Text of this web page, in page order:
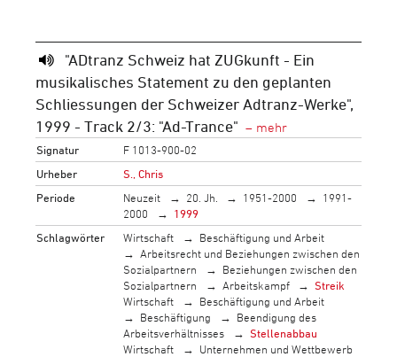
"ADtranz Schweiz hat ZUGkunft - Ein
musikalisches Statement zu den geplanten
Schliessungen der Schweizer Adtranz-Werke",
1999 - Track 2/3: "Ad-Trance"
Signatur
F 1013-900-02
Urheber
S., Chris
Periode
Neuzeit 20. Jh. 1951-2000
1991-
2000
1999
Schlagwörter
Wirtschaft
Beschäftigung und Arbeit
Arbeitsrecht und Beziehungen zwischen den
Sozialpartnern
Beziehungen zwischen den
Sozialpartnern
Arbeitskampf
Streik
Wirtschaft
Beschäftigung und Arbeit
Beschäftigung
Beendigung des
Arbeitsverhältnisses
Stellenabbau
Wirtschaft
Unternehmen und Wettbewerb